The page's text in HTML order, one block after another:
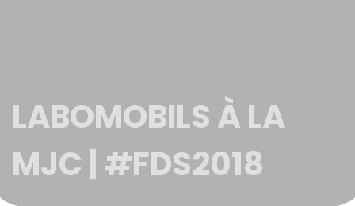
LABOMOBILS À LA
MJC | #FDS2018